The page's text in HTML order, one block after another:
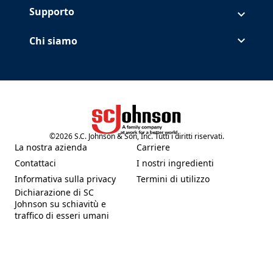
Supporto
Chi siamo
(Opens in a new tab)
©2026S.C. Johnson & Son, Inc. Tutti i diritti riservati.
La nostra azienda
(Opens in a new tab)
Contattaci
(Opens in a new tab)
Informativa sulla privacy
(Opens in a new tab)
Dichiarazione di SC
Johnson su schiavitù e
traffico di esseri umani
(Opens in a new tab)
Carriere
(Opens in a new tab)
I nostri ingredienti
(Opens in a new tab)
Termini di utilizzo
(Opens in a new tab)